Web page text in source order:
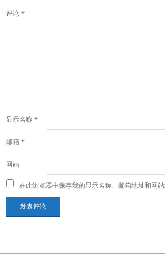
评论 *
显示名称 *
邮箱 *
网站
在此浏览器中保存我的显示名称、邮箱地址和网站